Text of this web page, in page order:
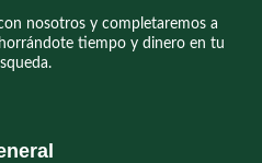
nosotros y completaremos a
tiempo y dinero en tu